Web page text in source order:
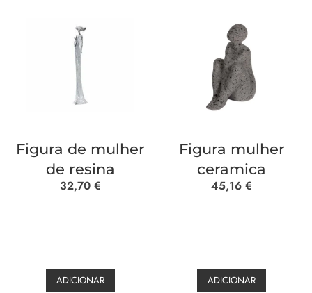
Figura de mulher
de resina
32,70 €
ADICIONAR
Figura mulher
ceramica
45,16€
ADICIONAR